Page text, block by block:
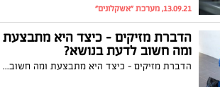
13.09.21, מערכת "אשקלונים"
הדברת מזיקים - כיצד היא מתבצעת
ומה חשוב לדעת בנושא?
הדברת מזיקים - כיצד היא מתבצעת ומה חשוב לדעת בנושא?